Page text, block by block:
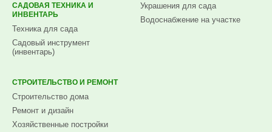
САДОВАЯ ТЕХНИКА И
ИНВЕНТАРЬ
Техника для сада
Садовый инструмент
(инвентарь)
Украшения для сада
Водоснабжение на участке
СТРОИТЕЛЬСТВО И РЕМОНТ
Строительство дома
Ремонт и дизайн
Хозяйственные постройки